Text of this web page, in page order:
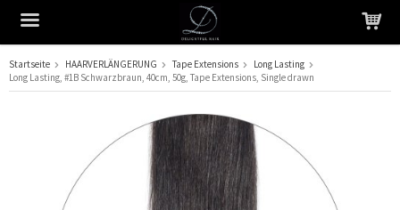
Das Produkt wurde in Ihren Warenkorb gelegt
Startseite HAARVERLÄNGERUNG Tape Extensions
Long Lasting
Long Lasting, #1B Schwarzbraun, 40cm, 50g, Tape Extensions, Single drawn